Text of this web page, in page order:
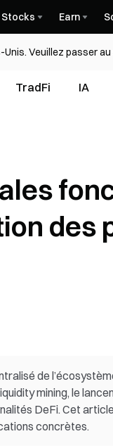
Stocks Earn
Veuillez passer
TradFi IA
des
de
mining, le
DeFi. Cet
concrètes.